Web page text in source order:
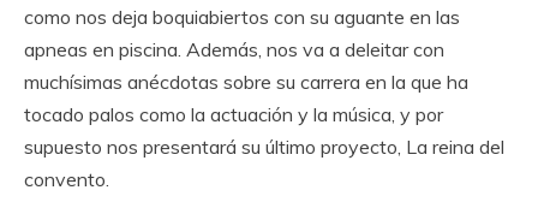
como nos deja boquiabiertos con su aguante en las
apneas en piscina. Además, nos va a deleitar con
muchísimas anécdotas sobre su carrera en la que ha
tocado palos como la actuación y la música, y por
supuesto nos presentará su último proyecto, La reina del
convento.